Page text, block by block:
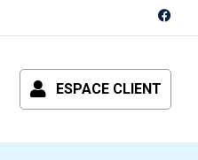
ESPACE CLIENT